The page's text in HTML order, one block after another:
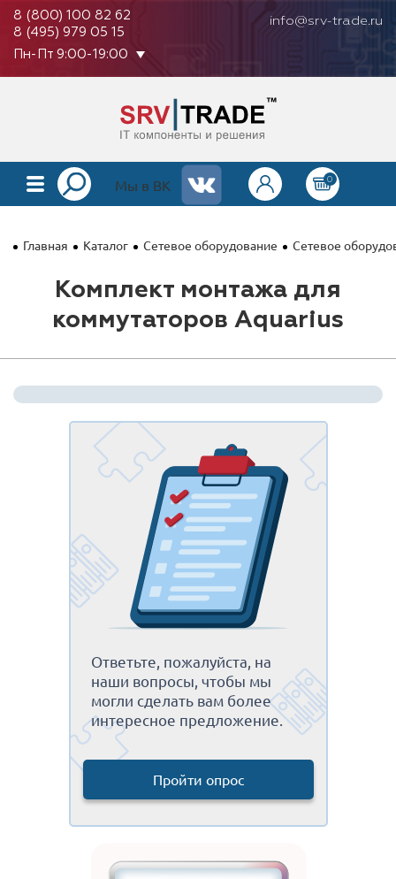
8 (800) 100 82 62
8 (495) 979 05 15
info@srv-trade.ru
Пн-Пт 9:00-19:00
КАТАЛОГ
ОПЛАТА
ГАРАНТИЯ
КОНТАКТЫ
Мы в ВК 0
Главная Каталог Сетевое оборудование Сетевое
Комплект монтажа для
коммутаторов Aquarius
Ответьте, пожалуйста, на
наши вопросы, чтобы мы
могли сделать вам более
интересное предложение.
Пройти опрос